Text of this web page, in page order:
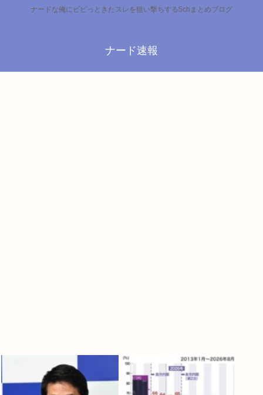
ナードな俺にビビっときたスレを狙い撃ちする5chまとめブログ
ナード速報